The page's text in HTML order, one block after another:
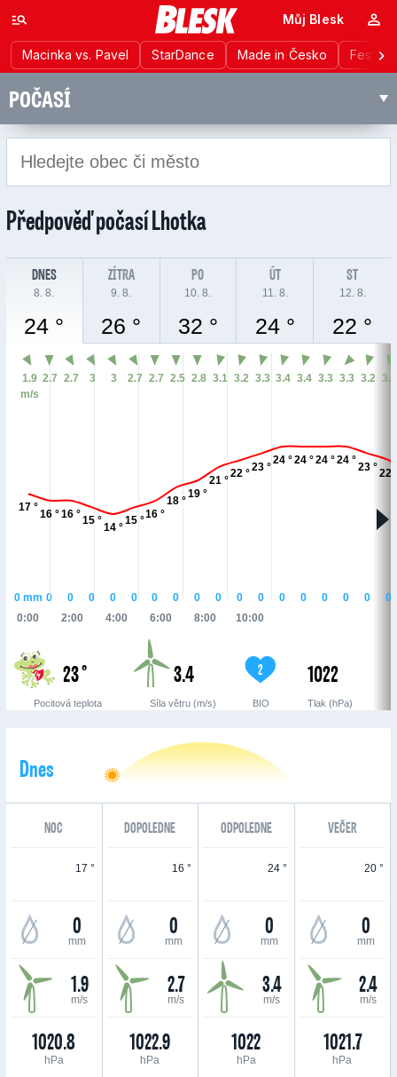
Macinka vs. Pavel StarDance Made in Česko
Můj Blesk
POČASÍ
Předpověď počasíLhotka
DNES
8. 8.
24 °
ZÍTRA
9. 8.
26 °
PO
10. 8.
32 °
ÚT
11. 8.
24 °
ST
12. 8.
22 °
17 °
16 °16 °
15 °
14 °
15 °
16 °
18 °
19 °
21 °
22 °
23 °
24 °24 °24 °24 °
23 °
22
0:00 2:00 4:00 6:00 8:00 10:00
0mm 0 0 0 0 0 0 0 0 0 0 0 0 0 0 0 0 0
1.9
m/s
2.7 2.7 3 3 2.7 2.7 2.5 2.8 3.1 3.2 3.3 3.4 3.4 3.3 3.3 3.2 3.1
23 °
Pocitová teplota
3.4
Síla větru (m/s)
2
BIO
1022
Tlak (hPa)
Dnes
NOC DOPOLEDNE ODPOLEDNE VEČER
17 °
0
mm
1.9
m/s
1020.8
hPa
16 °
0
mm
2.7
m/s
1022.9
hPa
24 °
0
mm
3.4
m/s
1022
hPa
20 °
0
mm
2.4
m/s
1021.7
hPa